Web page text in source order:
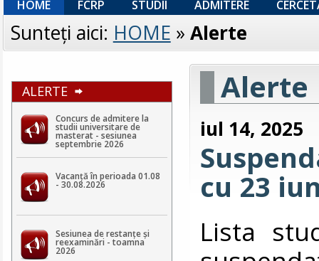
HOME FCRP STUDII ADMITERE
Sunteţi aici: HOME » Alerte
ALERTE
Concurs de admitere la
studii universitare de
masterat - sesiunea
septembrie 2026
Vacanță în perioada 01.08
- 30.08.2026
Sesiunea de restanțe și
reexaminări - toamna
2026
Alerte
iul 14, 2025
cu 23
Lista